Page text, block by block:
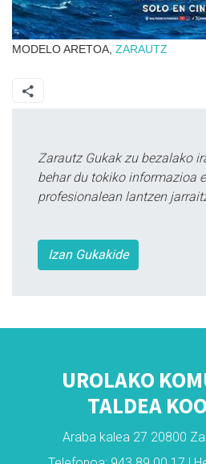
MODELO ARETOA, ZARAUTZ
Zarautz Gukak zu bezalako
behar du tokiko informazioa
profesionalean lantzen
Izan Gukakide
UROLAKO
TALDEA
Araba kalea 27 20800